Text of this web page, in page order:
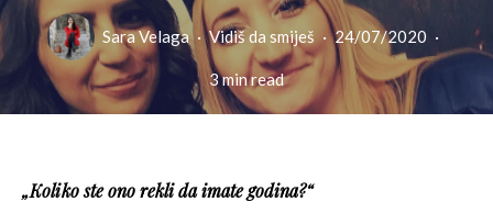
Sara Velaga · Vidiš da smiješ · 24/07/2020 ·
3 min read
„Koliko ste ono rekli da imate godina?“